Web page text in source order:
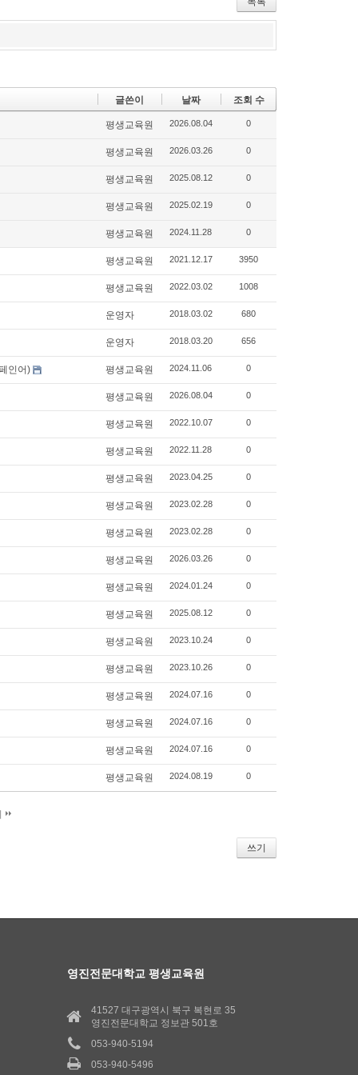
ok s
글쓴이 날짜 조회 수
평생교육원 2026.08.04 0
평생교육원 2026.03.26 0
평생교육원 2025.08.12 0
평생교육원 2025.02.19 0
평생교육원 2024.11.28 0
평생교육원 2021.12.17 3950
평생교육원 2022.03.02 1008
운영자 2018.03.02 680
운영자 2018.03.20 656
인어) 평생교육원 2024.11.06 0
평생교육원 2026.08.04 0
평생교육원 2022.10.07 0
평생교육원 2022.11.28 0
평생교육원 2023.04.25 0
평생교육원 2023.02.28 0
평생교육원 2023.02.28 0
평생교육원 2026.03.26 0
평생교육원 2024.01.24 0
평생교육원 2025.08.12 0
평생교육원 2023.10.24 0
평생교육원 2023.10.26 0
평생교육원 2024.07.16 0
평생교육원 2024.07.16 0
평생교육원 2024.07.16 0
평생교육원 2024.08.19 0
쓰기
영진전문대학교 평생교육원
41527 대구광역시 북구 복현로 35
영진전문대학교 정보관 501호
053-940-5194
053-940-5496